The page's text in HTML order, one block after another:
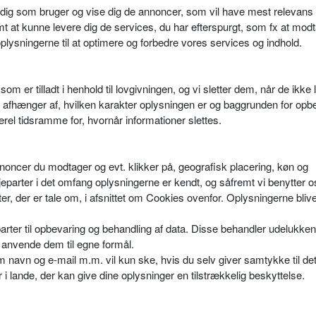
som bruger og vise dig de annoncer, som vil have mest relevans
at kunne levere dig de services, du har efterspurgt, som fx at
til at optimere og forbedre vores services og indhold.
er tilladt i henhold til lovgivningen, og vi sletter dem, når de
af, hvilken karakter oplysningen er og baggrunden for
tidsramme for, hvornår informationer slettes.
du modtager og evt. klikker på, geografisk placering, køn og
i det omfang oplysningerne er kendt, og såfremt vi benytter
der er tale om, i afsnittet om Cookies ovenfor. Oplysningerne
til opbevaring og behandling af data. Disse behandler
dem til egne formål.
navn og e-mail m.m. vil kun ske, hvis du selv giver samtykke til
i lande, der kan give dine oplysninger en tilstrækkelig beskyttelse.